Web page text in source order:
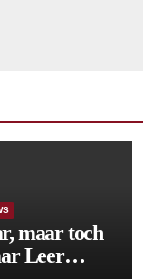
maar toch
Leer